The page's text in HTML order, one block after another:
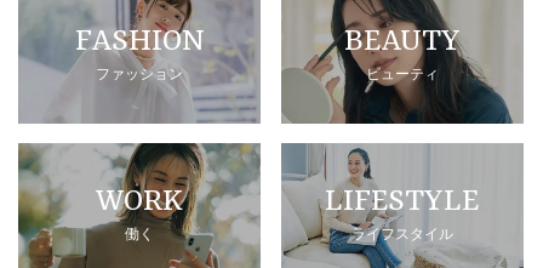
FASHION
ファッション
BEAUTY
ビューティ
WORK
働く
LIFESTYLE
ライフスタイル